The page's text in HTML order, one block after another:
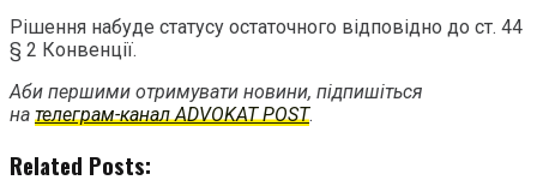
Рішення набуде статусу остаточного відповідно до ст. 44
§ 2 Конвенції.
Аби першими отримувати новини, підпишіться
на телеграм-канал ADVOKAT POST.
Related Posts: